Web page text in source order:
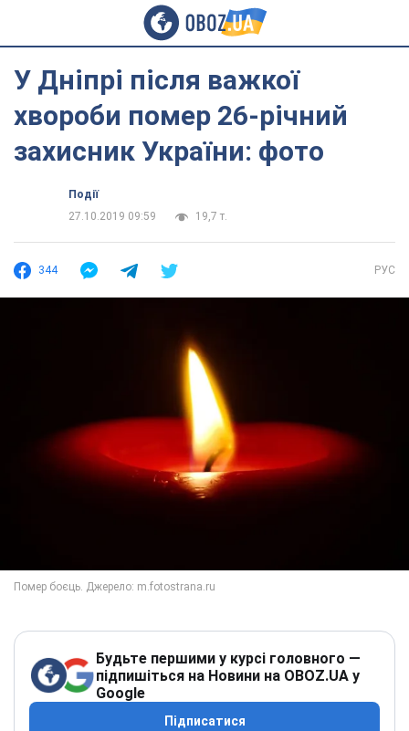
У Дніпрі після важкої
хвороби помер 26-річний
захисник України: фото
Події
27.10.2019 09:59
19,7 т.
344 РУС
Будьте першими у курсі головного —
підпишіться на Новини на OBOZ.UA у
Google
Підписатися